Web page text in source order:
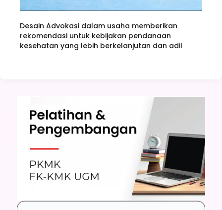
Desain Advokasi dalam usaha memberikan
rekomendasi untuk kebijakan pendanaan
kesehatan yang lebih berkelanjutan dan adil